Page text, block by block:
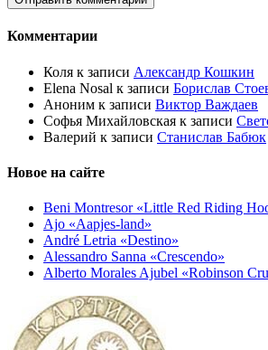
Комментарии
Коля к записи Александр Кошкин
Elena Nosal к записи Борислав
Аноним к записи Виктор Важдаев
Софья Михайловская к записи
Валерий к записи Станислав Бабюк
Новое на сайте
Beni Montresor «Little Red Riding
Ajo «Aapjes-land»
André Letria «Destino»
Alessandro Sanna «Crescendo»
Alberto Morales Ajubel «Robinson